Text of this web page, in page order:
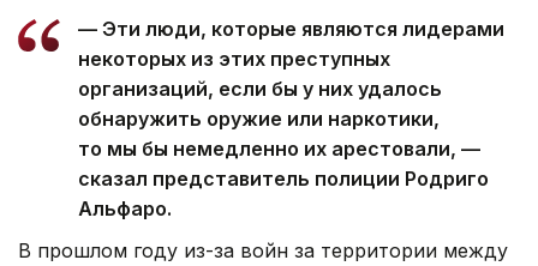
— Эти люди, которые являются лидерами
некоторых из этих преступных
организаций, если бы у них удалось
обнаружить оружие или наркотики,
то мы бы немедленно их арестовали, —
сказал представитель полиции Родриго
Альфаро.
В прошлом году из-за войн за территории между